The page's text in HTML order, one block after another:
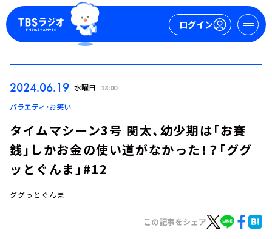
ログイン
ログイン
2024.06.19 水曜日 18:00
バラエティ・お笑い
タイムマシーン3号 関太、幼少期は「お賽
銭」しかお金の使い道がなかった！？「ググ
ッとぐんま」#12
ググっとぐんま
この記事をシェア